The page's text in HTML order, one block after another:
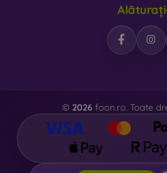
© 2026foon.ro. Toate